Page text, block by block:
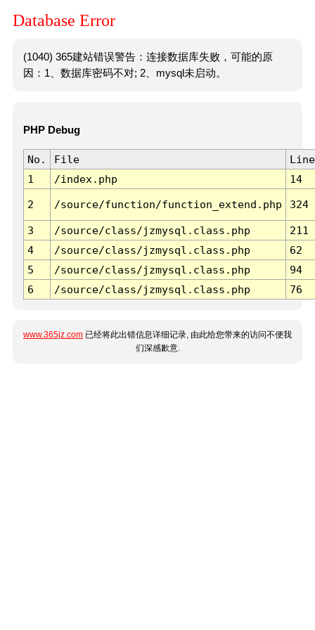
Database Error
(1040) 365建站错误警告：连接数据库失败，可能的原
因：1、数据库密码不对; 2、mysql未启动。
PHP Debug
No. File
Line
1
/index.php 14
2 /source/function/function_extend.php 324
3 /source/class/jzmysql.class.php
211
4
/source/class/jzmysql.class.php
62
5
/source/class/jzmysql.class.php
94
6
/source/class/jzmysql.class.php 76
www.365jz.com 已经将此出错信息详细记录, 由此给您带来的访问不便我
们深感歉意.